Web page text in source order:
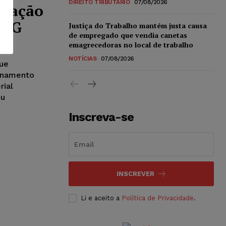
DIREITO TRIBUTÁRIO 07/08/2026
Justiça do Trabalho mantém justa causa
de empregado que vendia canetas
emagrecedoras no local de trabalho
NOTÍCIAS 07/08/2026
Inscreva-se
INSCREVER
Li e aceito a Política de Privacidade.